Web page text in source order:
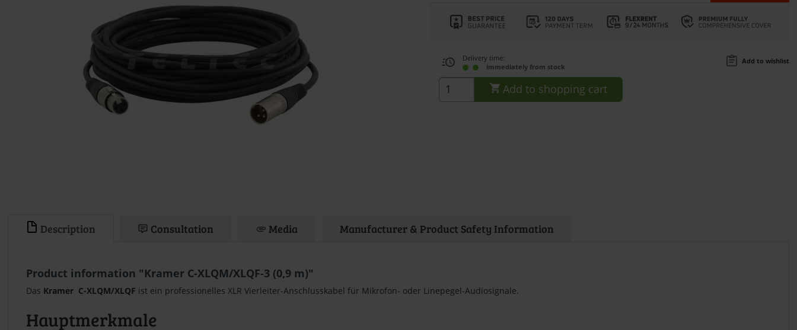
Delivery time:
immediately from stock
Add to wishlist
Add to shopping cart
Description Consultation Media Manufacturer & Product Safety Information
Product information "Kramer C-XLQM/XLQF-3 (0,9 m)"
Das Kramer C-XLQM/XLQF ist ein professionelles XLR Vierleiter-Anschlusskabel für Mikrofon- oder Linepegel-Audiosignale.
Hauptmerkmale